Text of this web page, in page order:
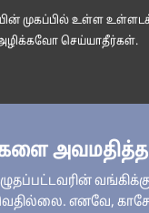
முகப்பில் உள்ள
செய்யாதீர்கள்.
எனவே,